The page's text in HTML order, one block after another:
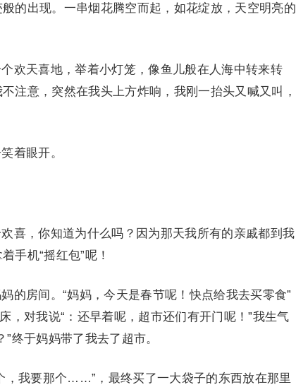
的出现。一串烟花腾空而起，如花绽放，天空明亮的
天喜地，举着小灯笼，像鱼儿般在人海中转来转
注意，突然在我头上方炸响，我刚一抬头又喊又叫，
着眼开。
，你知道为什么吗？因为那天我所有的亲戚都到我
手机“摇红包”呢！
房间。“妈妈，今天是春节呢！快点给我去买零食”
，对我说“：还早着呢，超市还们有开门呢！”我生气
终于妈妈带了我去了超市。
我要那个……”，最终买了一大袋子的东西放在那里